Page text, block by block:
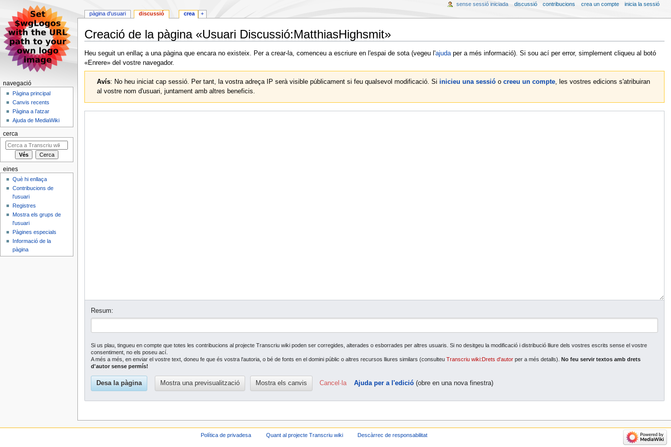
Creació de la pàgina «Usuari Discussió:MatthiasHighsmit»
Jump
to
navigation
Jump
to
search
Heu seguit un enllaç a una pàgina que encara no existeix. Per a crear-la, comenceu a escriure en l'espai de sota (vegeu l'ajudaper a més informació). Si sou ací per error, simplement cliqueu al botó
«Enrere» del vostre navegador.
Avís: No heu iniciat cap sessió. Per tant, la vostra adreça IP serà visible públicament si feu qualsevol modificació. Si inicieu una sessióo creeu un compte, les vostres edicions s'atribuiran
al vostre nom d'usuari, juntament amb altres beneficis.
Resum:
Si us plau, tingueu en compte que totes les contribucions al projecte Transcriu wiki poden ser corregides, alterades o esborrades per altres usuaris. Si no desitgeu la modificació i distribució lliure dels vostres escrits sense el vostre
consentiment, no els poseu ací.
A més a més, en enviar el vostre text, doneu fe que és vostra l'autoria, o bé de fonts en el domini públic o altres recursos lliures similars (consulteuTranscriu wiki:Drets d'autor per a més detalls).No feu servir textos amb drets
d'autor sense permís!
Cancel·la Ajuda per a l'edició(obre en una nova finestra)
pàgina d'usuari discussió crea +
sense sessió iniciada discussió contribucions crea un compte inicia la sessió
navegació
Pàgina principal
Canvis recents
Pàgina a l’atzar
Ajuda de MediaWiki
cerca
eines
Què hi enllaça
Contribucions de
l'usuari
Registres
Mostra els grups de
l'usuari
Pàgines especials
Informació de la
pàgina
Política de privadesa Quant al projecte Transcriu wiki Descàrrec de responsabilitat